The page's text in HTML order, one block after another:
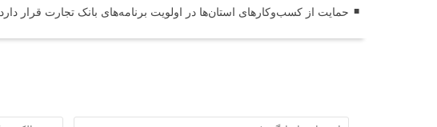
حمایت از کسب‌وکارهای استان‌ها در اولویت برنامه‌های بانک تجارت قرار دارد